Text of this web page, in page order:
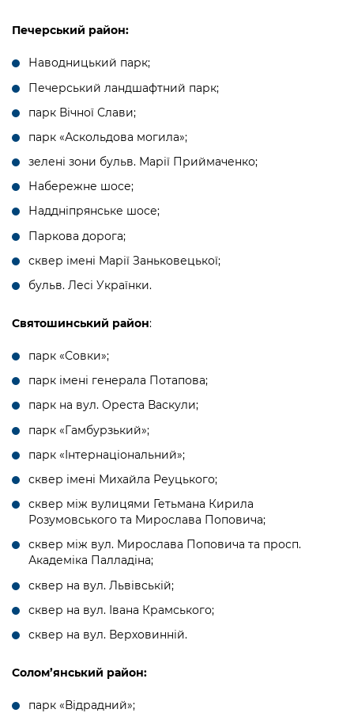
Печерський район:
Наводницький парк;
Печерський ландшафтний парк;
парк Вічної Слави;
парк «Аскольдова могила»;
зелені зони бульв. Марії Приймаченко;
Набережне шосе;
Наддніпрянське шосе;
Паркова дорога;
сквер імені Марії Заньковецької;
бульв. Лесі Українки.
Святошинський район:
парк «Совки»;
парк імені генерала Потапова;
парк на вул. Ореста Васкули;
парк «Гамбурзький»;
парк «Інтернаціональний»;
сквер імені Михайла Реуцького;
сквер між вулицями Гетьмана Кирила
Розумовського та Мирослава Поповича;
сквер між вул. Мирослава Поповича та просп.
Академіка Палладіна;
сквер на вул. Львівській;
сквер на вул. Івана Крамського;
сквер на вул. Верховинній.
Солом’янський район:
парк «Відрадний»;